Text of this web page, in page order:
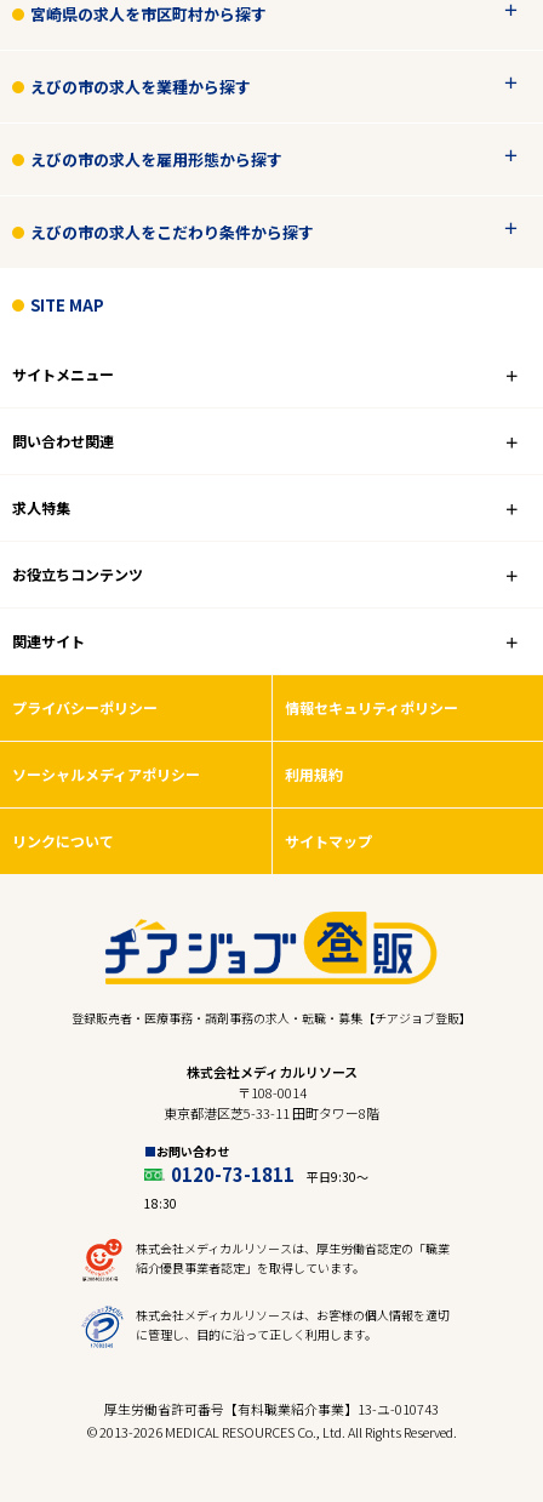
エリアで探す
えびの市
業種
雇用形態
ブランク可
フリーワード
宮崎県の求人を市区町村から探す
えびの市の求人を業種から探す
えびの市の求人を雇用形態から探す
えびの市の求人をこだわり条件から探す
SITE MAP
サイトメニュー
問い合わせ関連
求人特集
お役立ちコンテンツ
関連サイト
プライバシーポリシー 情報セキュリティポリシー
ソーシャルメディアポリシー 利用規約
リンクについて サイトマップ
登録販売者・医療事務・調剤事務の求人・転職・募集【チアジョブ登販】
株式会社メディカルリソース
〒108-0014
東京都港区芝5-33-11 田町タワー8階
お問い合わせ
0120-73-1811
平日9:30〜
18:30
株式会社メディカルリソースは、厚生労働省認定の「職業
紹介優良事業者認定」を取得しています。
株式会社メディカルリソースは、お客様の個人情報を適切
に管理し、目的に沿って正しく利用します。
厚生労働省許可番号【有料職業紹介事業】13-ユ-010743
© 2013-2026 MEDICAL RESOURCES Co., Ltd. All Rights Reserved.